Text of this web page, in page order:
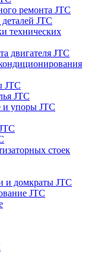
ремонта JTC
JTC
технических
двигателя JTC
JTC
JTC
и упоры JTC
стоек
и домкраты JTC
JTC